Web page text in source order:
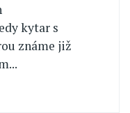
kytar s
známe již